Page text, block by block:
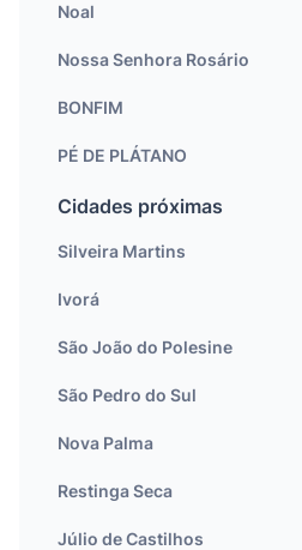
Noal
Nossa Senhora Rosário
BONFIM
PÉ DE PLÁTANO
Cidades próximas
Silveira Martins
Ivorá
São João do Polesine
São Pedro do Sul
Nova Palma
Restinga Seca
Júlio de Castilhos